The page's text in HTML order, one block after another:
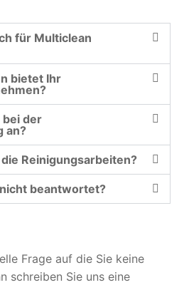
für Multiclean
bietet Ihr
bei der
an?
Reinigungsarbeiten?
beantwortet?
Frage auf die Sie keine
schreiben Sie uns eine